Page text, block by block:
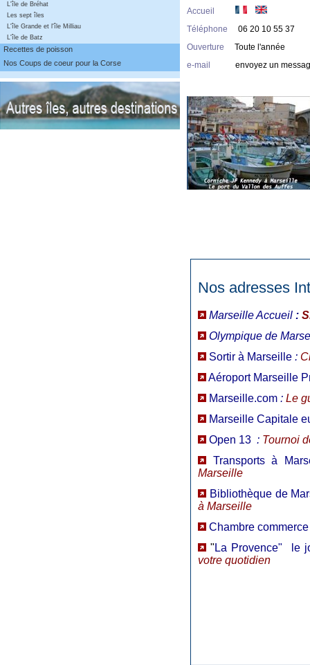
L'île de Bréhat
Les sept îles
L'île Grande et l'île Milliau
L'île de Batz
Recettes de poisson
Nos Coups de coeur pour la Corse
Accueil
Téléphone
06 20 10 55 37
Ouverture Toute l'année
e-mail
envoyez un
Nos adresses
Marseille Accueil :
Olympique de
Sortir à Marseille :
Aéroport Marseille
Marseille.com : Le
Marseille Capitale
Open 13 : Tournoi
Transports à
Marseille
Bibliothèque de
à Marseille
Chambre
" La Provence" le
votre quotidien